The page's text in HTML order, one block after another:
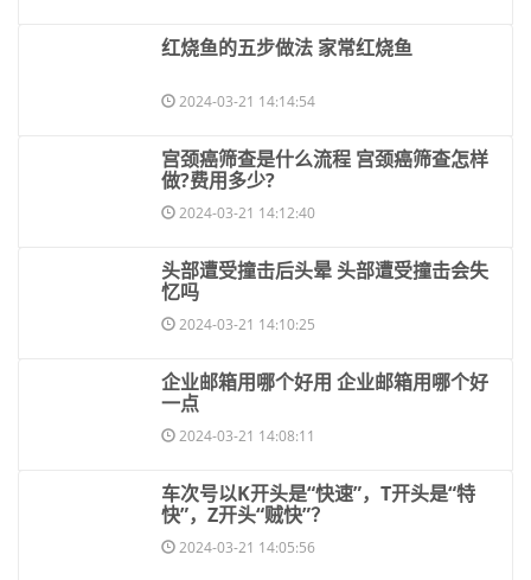
​红烧鱼的五步做法 家常红烧鱼
2024-03-21 14:14:54
​宫颈癌筛查是什么流程 宫颈癌筛查怎样
做?费用多少?
2024-03-21 14:12:40
​头部遭受撞击后头晕 头部遭受撞击会失
忆吗
2024-03-21 14:10:25
​企业邮箱用哪个好用 企业邮箱用哪个好
一点
2024-03-21 14:08:11
​车次号以K开头是“快速”，T开头是“特
快”，Z开头“贼快”？
2024-03-21 14:05:56